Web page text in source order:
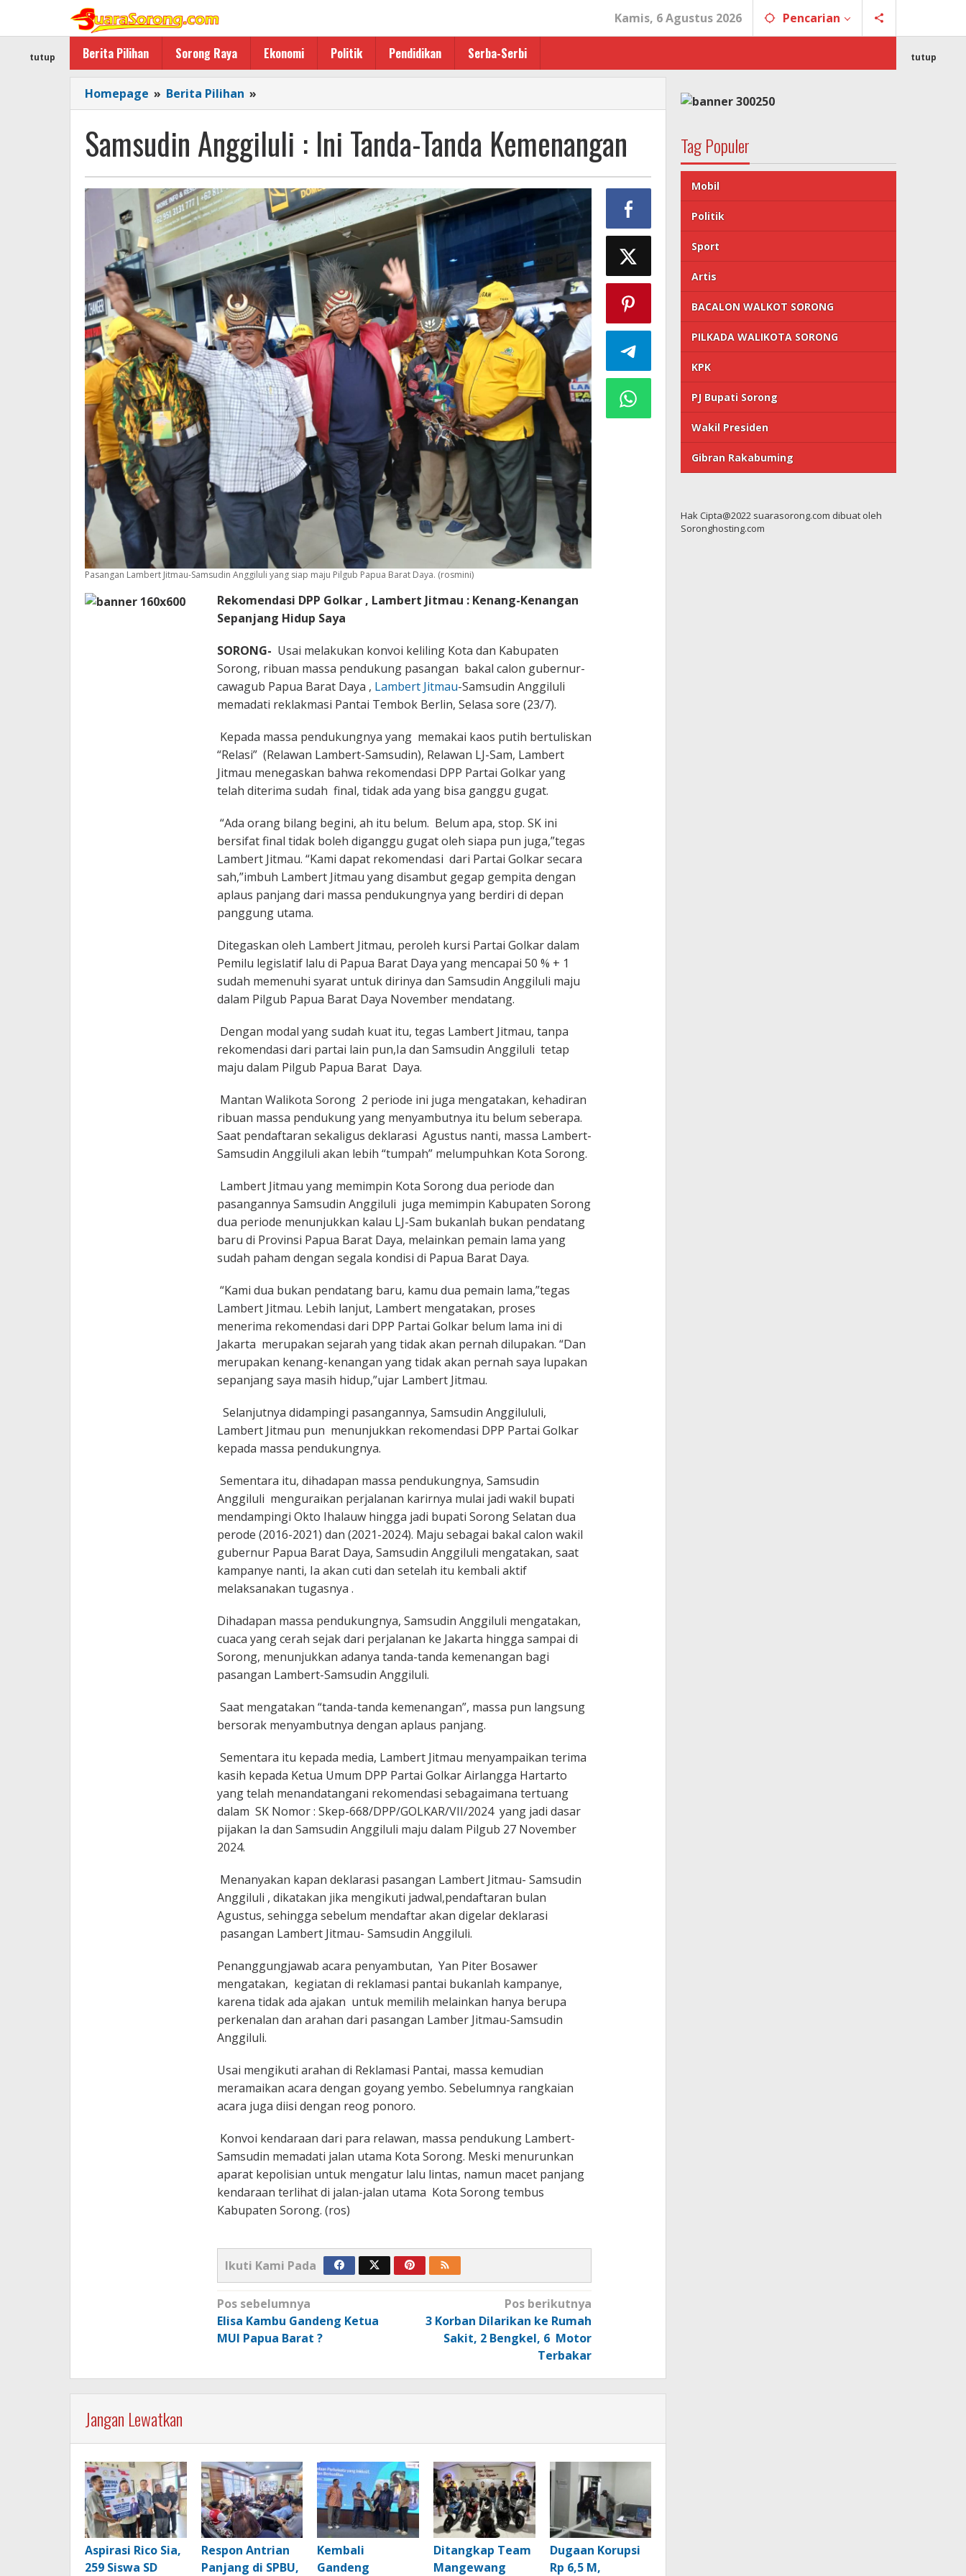
Kamis, 6 Agustus 2026 Pencarian
Berita Pilihan Sorong Raya Ekonomi Politik Pendidikan Serba-Serbi
tutup tutup
Homepage » Berita Pilihan »
Anggiluli
Tanda-
Tanda
Kemenangan
Samsudin Anggiluli : Ini Tanda-Tanda Kemenangan
Pasangan Lambert Jitmau-Samsudin Anggiluli yang siap maju Pilgub Papua Barat Daya. (rosmini)
Rekomendasi DPP Golkar , Lambert Jitmau : Kenang-Kenangan
Sepanjang Hidup Saya
SORONG- Usai melakukan konvoi keliling Kota dan Kabupaten
Sorong, ribuan massa pendukung pasangan bakal calon gubernur-
cawagub Papua Barat Daya , Lambert Jitmau-Samsudin Anggiluli
memadati reklakmasi Pantai Tembok Berlin, Selasa sore (23/7).
Kepada massa pendukungnya yang memakai kaos putih bertuliskan
“Relasi” (Relawan Lambert-Samsudin), Relawan LJ-Sam, Lambert
Jitmau menegaskan bahwa rekomendasi DPP Partai Golkar yang
telah diterima sudah final, tidak ada yang bisa ganggu gugat.
“Ada orang bilang begini, ah itu belum. Belum apa, stop. SK ini
bersifat final tidak boleh diganggu gugat oleh siapa pun juga,”tegas
Lambert Jitmau. “Kami dapat rekomendasi dari Partai Golkar secara
sah,”imbuh Lambert Jitmau yang disambut gegap gempita dengan
aplaus panjang dari massa pendukungnya yang berdiri di depan
panggung utama.
Ditegaskan oleh Lambert Jitmau, peroleh kursi Partai Golkar dalam
Pemilu legislatif lalu di Papua Barat Daya yang mencapai 50 % + 1
sudah memenuhi syarat untuk dirinya dan Samsudin Anggiluli maju
dalam Pilgub Papua Barat Daya November mendatang.
Dengan modal yang sudah kuat itu, tegas Lambert Jitmau, tanpa
rekomendasi dari partai lain pun,Ia dan Samsudin Anggiluli tetap
maju dalam Pilgub Papua Barat Daya.
Mantan Walikota Sorong 2 periode ini juga mengatakan, kehadiran
ribuan massa pendukung yang menyambutnya itu belum seberapa.
Saat pendaftaran sekaligus deklarasi Agustus nanti, massa Lambert-
Samsudin Anggiluli akan lebih “tumpah” melumpuhkan Kota Sorong.
Lambert Jitmau yang memimpin Kota Sorong dua periode dan
pasangannya Samsudin Anggiluli juga memimpin Kabupaten Sorong
dua periode menunjukkan kalau LJ-Sam bukanlah bukan pendatang
baru di Provinsi Papua Barat Daya, melainkan pemain lama yang
sudah paham dengan segala kondisi di Papua Barat Daya.
“Kami dua bukan pendatang baru, kamu dua pemain lama,”tegas
Lambert Jitmau. Lebih lanjut, Lambert mengatakan, proses
menerima rekomendasi dari DPP Partai Golkar belum lama ini di
Jakarta merupakan sejarah yang tidak akan pernah dilupakan. “Dan
merupakan kenang-kenangan yang tidak akan pernah saya lupakan
sepanjang saya masih hidup,”ujar Lambert Jitmau.
Selanjutnya didampingi pasangannya, Samsudin Anggilululi,
Lambert Jitmau pun menunjukkan rekomendasi DPP Partai Golkar
kepada massa pendukungnya.
Sementara itu, dihadapan massa pendukungnya, Samsudin
Anggiluli menguraikan perjalanan karirnya mulai jadi wakil bupati
mendampingi Okto Ihalauw hingga jadi bupati Sorong Selatan dua
perode (2016-2021) dan (2021-2024). Maju sebagai bakal calon wakil
gubernur Papua Barat Daya, Samsudin Anggiluli mengatakan, saat
kampanye nanti, Ia akan cuti dan setelah itu kembali aktif
melaksanakan tugasnya .
Dihadapan massa pendukungnya, Samsudin Anggiluli mengatakan,
cuaca yang cerah sejak dari perjalanan ke Jakarta hingga sampai di
Sorong, menunjukkan adanya tanda-tanda kemenangan bagi
pasangan Lambert-Samsudin Anggiluli.
Saat mengatakan “tanda-tanda kemenangan”, massa pun langsung
bersorak menyambutnya dengan aplaus panjang.
Sementara itu kepada media, Lambert Jitmau menyampaikan terima
kasih kepada Ketua Umum DPP Partai Golkar Airlangga Hartarto
yang telah menandatangani rekomendasi sebagaimana tertuang
dalam SK Nomor : Skep-668/DPP/GOLKAR/VII/2024 yang jadi dasar
pijakan Ia dan Samsudin Anggiluli maju dalam Pilgub 27 November
2024.
Menanyakan kapan deklarasi pasangan Lambert Jitmau- Samsudin
Anggiluli , dikatakan jika mengikuti jadwal,pendaftaran bulan
Agustus, sehingga sebelum mendaftar akan digelar deklarasi
pasangan Lambert Jitmau- Samsudin Anggiluli.
Penanggungjawab acara penyambutan, Yan Piter Bosawer
mengatakan, kegiatan di reklamasi pantai bukanlah kampanye,
karena tidak ada ajakan untuk memilih melainkan hanya berupa
perkenalan dan arahan dari pasangan Lamber Jitmau-Samsudin
Anggiluli.
Usai mengikuti arahan di Reklamasi Pantai, massa kemudian
meramaikan acara dengan goyang yembo. Sebelumnya rangkaian
acara juga diisi dengan reog ponoro.
Konvoi kendaraan dari para relawan, massa pendukung Lambert-
Samsudin memadati jalan utama Kota Sorong. Meski menurunkan
aparat kepolisian untuk mengatur lalu lintas, namun macet panjang
kendaraan terlihat di jalan-jalan utama Kota Sorong tembus
Kabupaten Sorong. (ros)
Ikuti Kami Pada
Navigasi
pos
Pos sebelumnya
Elisa Kambu Gandeng Ketua
MUI Papua Barat ?
Pos berikutnya
3 Korban Dilarikan ke Rumah
Sakit, 2 Bengkel, 6 Motor
Terbakar
Jangan Lewatkan
Aspirasi Rico Sia,
259 Siswa SD
Respon Antrian
Panjang di SPBU,
Kembali
Gandeng
Ditangkap Team
Mangewang
Dugaan Korupsi
Rp 6,5 M,
Tag Populer
Mobil
Politik
Sport
Artis
BACALON WALKOT SORONG
PILKADA WALIKOTA SORONG
KPK
PJ Bupati Sorong
Wakil Presiden
Gibran Rakabuming
Hak Cipta@2022 suarasorong.com dibuat oleh
Soronghosting.com